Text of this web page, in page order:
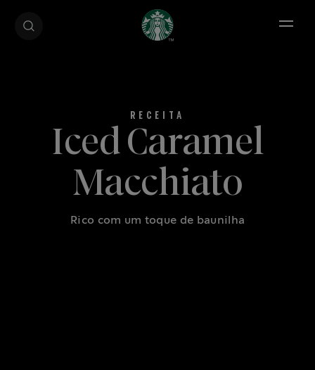
Open
Iced Caramel
Macchiato
Rico com um toque de baunilha